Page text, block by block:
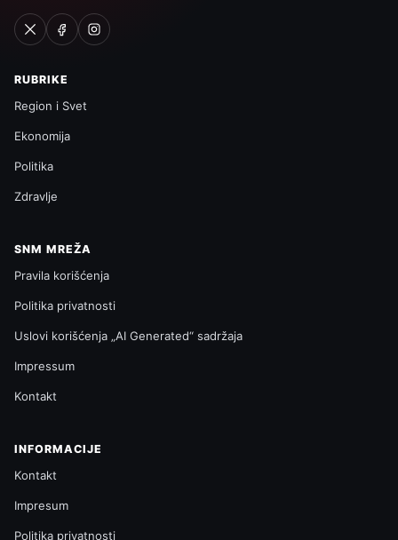
RUBRIKE
Region i Svet
Ekonomija
Politika
Zdravlje
SNM MREŽA
Pravila korišćenja
Politika privatnosti
Uslovi korišćenja „AI Generated“ sadržaja
Impressum
Kontakt
INFORMACIJE
Kontakt
Impresum
Politika privatnosti